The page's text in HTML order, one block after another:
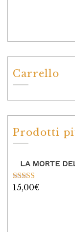
Carrello
Prodotti
LA MORTE
Valutato
15,00€